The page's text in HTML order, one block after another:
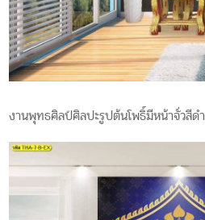
งานพุทธศิลป์ศิลปะรูปต้นโพธิ์มีหน้าจั่วสีดำ